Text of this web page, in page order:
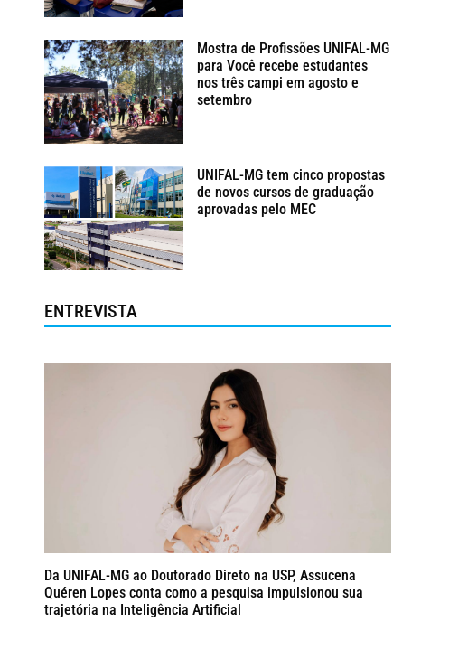
Mostra de Profissões UNIFAL-MG
para Você recebe estudantes
nos três campi em agosto e
setembro
UNIFAL-MG tem cinco propostas
de novos cursos de graduação
aprovadas pelo MEC
ENTREVISTA
Da UNIFAL-MG ao Doutorado Direto na USP, Assucena
Quéren Lopes conta como a pesquisa impulsionou sua
trajetória na Inteligência Artificial